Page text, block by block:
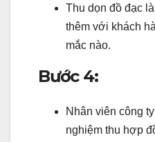
Thu dọn đồ đạc
thêm với khách
mắc nào.
Bước 4:
Nhân viên công
nghiệm thu hợp